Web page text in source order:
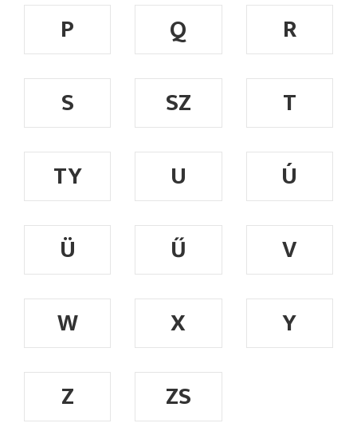
P
Q
R
S
SZ
T
TY
U
Ú
Ü
Ű
V
W
X
Y
Z
ZS